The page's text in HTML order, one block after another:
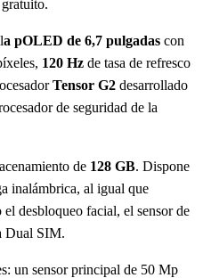
a pOLED de 6,7 pulgadas con
120 Hz de tasa de refresco
Tensor G2 desarrollado
de seguridad de la
de 128 GB. Dispone
inalámbrica, al igual que
desbloqueo facial, el sensor de
Dual SIM.
un sensor principal de 50 Mp